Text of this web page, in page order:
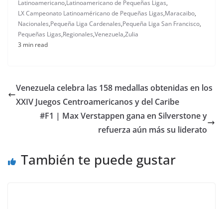
Latinoamericano,Latinoamericano de Pequeñas Ligas,
LX Campeonato Latinoaméricano de Pequeñas Ligas,Maracaibo,
Nacionales,Pequeña Liga Cardenales,Pequeña Liga San Francisco,
Pequeñas Ligas,Regionales,Venezuela,Zulia
3 min read
Venezuela celebra las 158 medallas obtenidas en los
XXIV Juegos Centroamericanos y del Caribe
#F1 | Max Verstappen gana en Silverstone y
refuerza aún más su liderato
También te puede gustar